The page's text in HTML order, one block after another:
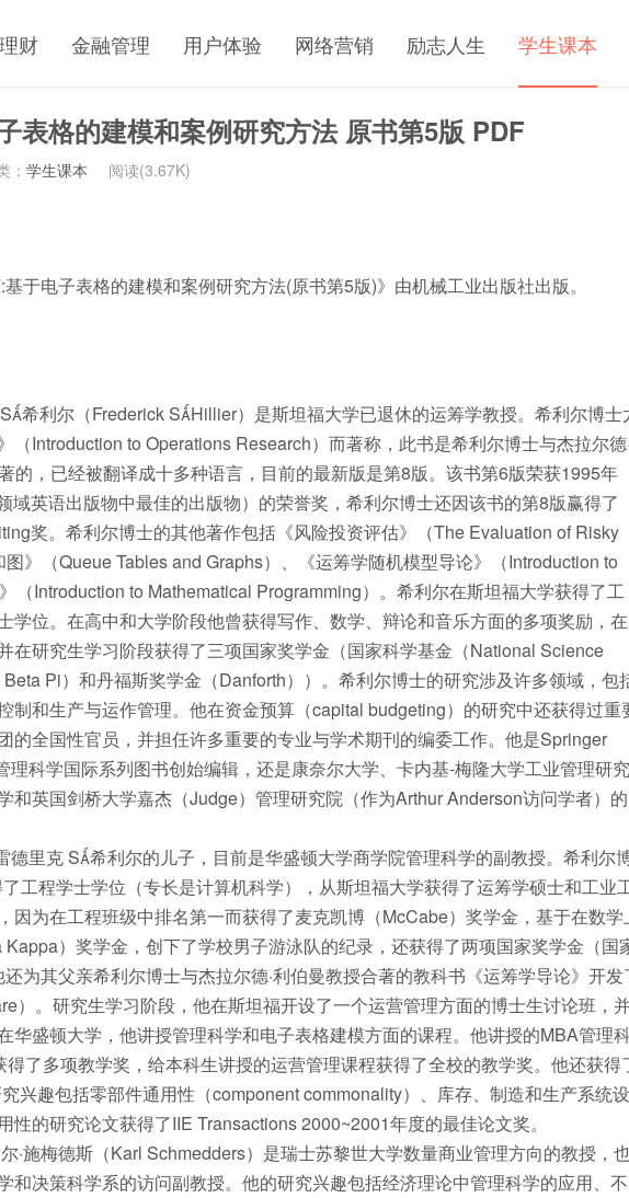
财 金融管理 用户体验 网络营销 励志人生 学生课本
表格的建模和案例研究方法 原书第5版 PDF
： 学生课本 阅读(3.67K)
于电子表格的建模和案例研究方法(原书第5版)》由机械工业出版社出版。
希利尔（Frederick SHillier）是斯坦福大学已退休的运筹学教授。希利尔博士
Introduction to Operations Research）而著称，此书是希利尔博士与杰拉尔德·
的，已经被翻译成十多种语言，目前的最新版是第8版。该书第6版荣获1995年
域英语出版物中最佳的出版物）的荣誉奖，希利尔博士还因该书的第8版赢得了
奖。希利尔博士的其他著作包括《风险投资评估》（The Evaluation of Risky
》（Queue Tables and Graphs）、《运筹学随机模型导论》（Introduction to
（Introduction to Mathematical Programming）。希利尔在斯坦福大学获得了工
学位。在高中和大学阶段他曾获得写作、数学、辩论和音乐方面的多项奖励，在
在研究生学习阶段获得了三项国家奖学金（国家科学基金（National Science
Beta Pi）和丹福斯奖学金（Danforth））。希利尔博士的研究涉及许多领域，包
制和生产与运作管理。他在资金预算（capital budgeting）的研究中还获得过重
的全国性官员，并担任许多重要的专业与学术期刊的编委工作。他是Springer
科学国际系列图书创始编辑，还是康奈尔大学、卡内基-梅隆大学工业管理研究
和英国剑桥大学嘉杰（Judge）管理研究院（作为Arthur Anderson访问学者）的
里克 S希利尔的儿子，目前是华盛顿大学商学院管理科学的副教授。希利尔
工程学士学位（专长是计算机科学），从斯坦福大学获得了运筹学硕士和工业
因为在工程班级中排名第一而获得了麦克凯博（McCabe）奖学金，基于在数学
Kappa）奖学金，创下了学校男子游泳队的纪录，还获得了两项国家奖学金（国
为其父亲希利尔博士与杰拉尔德·利伯曼教授合著的教科书《运筹学导论》开发
）。研究生学习阶段，他在斯坦福开设了一个运营管理方面的博士生讨论班，
华盛顿大学，他讲授管理科学和电子表格建模方面的课程。他讲授的MBA管理
得了多项教学奖，给本科生讲授的运营管理课程获得了全校的教学奖。他还获得
兴趣包括零部件通用性（component commonality）、库存、制造和生产系统设
的研究论文获得了IIE Transactions 2000~2001年度的最佳论文奖。
·施梅德斯（Karl Schmedders）是瑞士苏黎世大学数量商业管理方向的教授，
和决策科学系的访问副教授。他的研究兴趣包括经济理论中管理科学的应用、不